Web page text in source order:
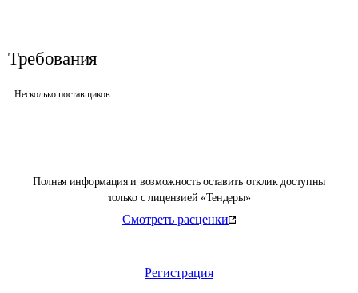
Полная информация и возможность оставить отклик доступны
только с лицензией «Тендеры»
Смотреть расценки
Регистрация
Требования
Несколько поставщиков